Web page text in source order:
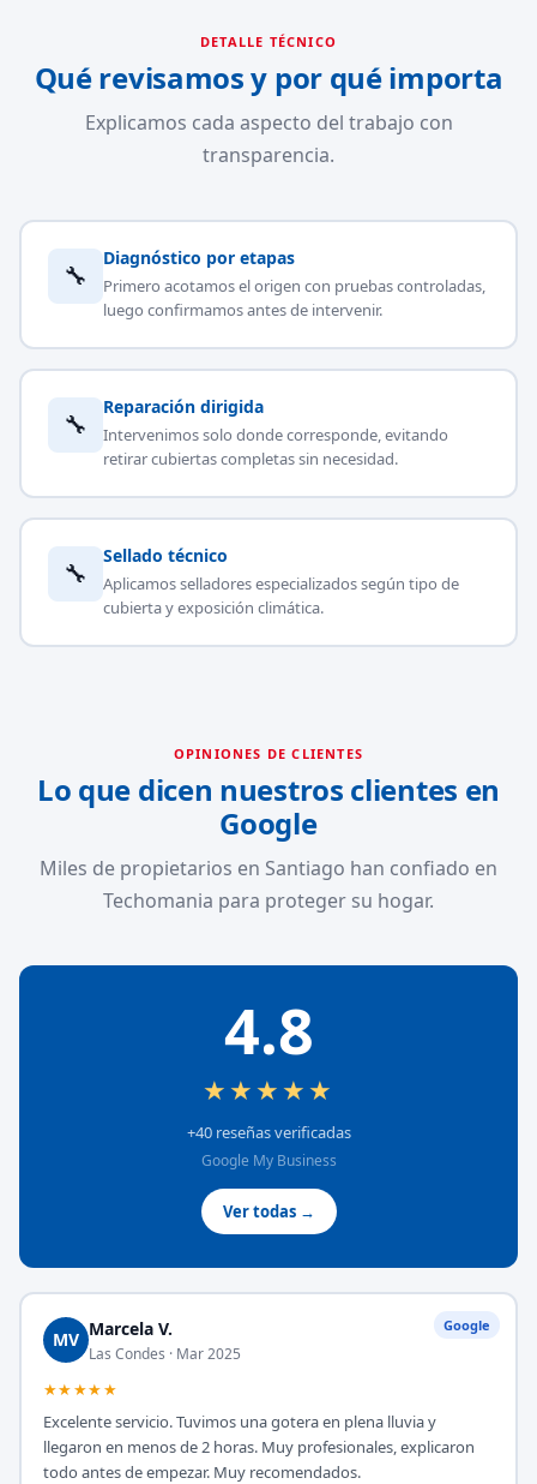
DETALLE TÉCNICO
Qué revisamos y por qué importa
Explicamos cada aspecto del trabajo con
transparencia.
🔧
Diagnóstico por etapas
Primero acotamos el origen con pruebas controladas,
luego confirmamos antes de intervenir.
🔧
Reparación dirigida
Intervenimos solo donde corresponde, evitando
retirar cubiertas completas sin necesidad.
🔧
Sellado técnico
Aplicamos selladores especializados según tipo de
cubierta y exposición climática.
OPINIONES DE CLIENTES
Lo que dicen nuestros clientes en
Google
Miles de propietarios en Santiago han confiado en
Techomania para proteger su hogar.
4.8
★★★★★
+40 reseñas verificadas
Google My Business
Ver todas →
Google
MV Marcela V.
Las Condes · Mar 2025
★★★★★
Excelente servicio. Tuvimos una gotera en plena lluvia y
llegaron en menos de 2 horas. Muy profesionales, explicaron
todo antes de empezar. Muy recomendados.